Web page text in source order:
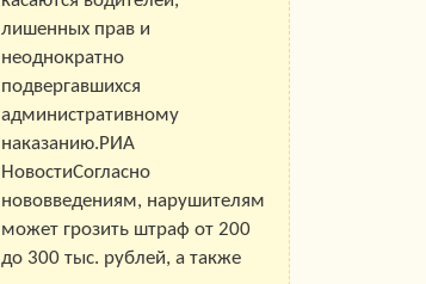
лишенных прав и
неоднократно
подвергавшихся
административному
наказанию.РИА
НовостиСогласно
нововведениям, нарушителям
может грозить штраф от 200
до 300 тыс. рублей, а также